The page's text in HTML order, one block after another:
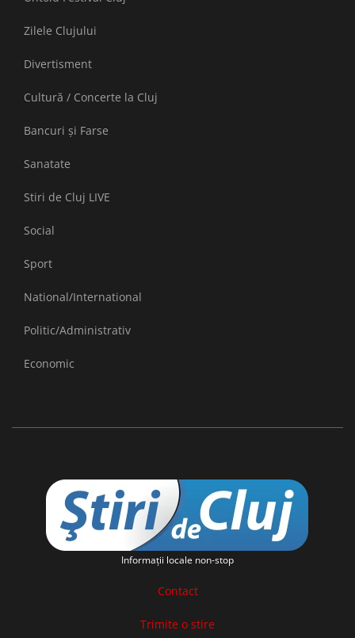
Zilele Clujului
Divertisment
Cultură / Concerte la Cluj
Bancuri și Farse
Sanatate
Stiri de Cluj LIVE
Social
Sport
National/International
Politic/Administrativ
Economic
Informaţii locale non-stop
Contact
Trimite o stire